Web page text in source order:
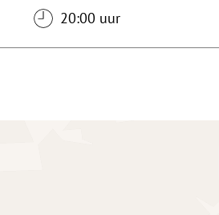
20:00 uur